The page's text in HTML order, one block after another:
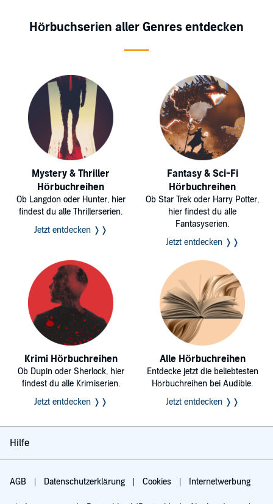
Hörbuchserien aller Genres entdecken
Mystery & Thriller
Hörbuchreihen
Ob Langdon oder Hunter, hier
findest du alle Thrillerserien.
Jetzt entdecken ❭❭
Fantasy & Sci-Fi
Hörbuchreihen
Ob Star Trek oder Harry Potter,
hier findest du alle
Fantasyserien.
Jetzt entdecken ❭❭
Krimi Hörbuchreihen
Ob Dupin oder Sherlock, hier
findest du alle Krimiserien.
Jetzt entdecken ❭❭
Alle Hörbuchreihen
Entdecke jetzt die beliebtesten
Hörbuchreihen bei Audible.
Jetzt entdecken ❭❭
Hilfe
AGB Datenschutzerklärung Cookies Internetwerbung